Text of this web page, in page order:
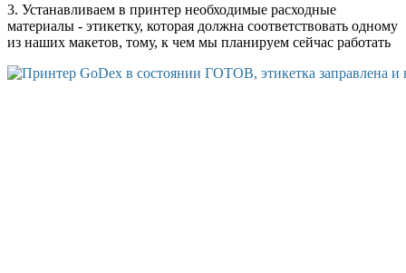
3. Устанавливаем в принтер необходимые расходные
материалы - этикетку, которая должна соответствовать одному
из наших макетов, тому, к чем мы планируем сейчас работать